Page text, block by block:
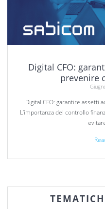
Digital CFO:
prevenire
Digital CFO: garantire assetti
L’importanza del controllo